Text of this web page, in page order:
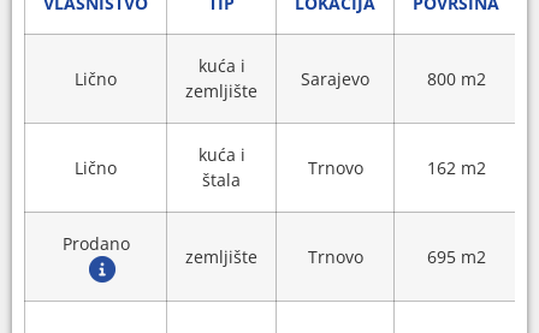
Lično
kuća i
zemljište
Sarajevo 800 m2
Lično
kuća i
štala
Trnovo 162 m2
Prodano
zemljište Trnovo 695 m2